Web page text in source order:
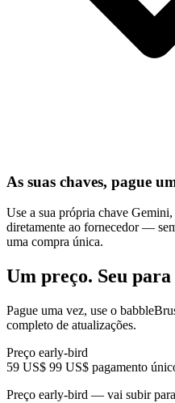
As suas chaves, pague
Use a sua própria chave
diretamente ao fornecedor —
uma compra única.
Um preço. Seu para
Pague uma vez, use o
completo de atualizações.
Preço early-bird
59 US$ 99 US$ pagamento
Preço early-bird — vai subir